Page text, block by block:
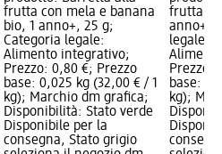
frutta con mela e banana
bio, 1 anno+, 25 g;
Categoria legale:
Alimento integrativo;
Prezzo: 0,80 €; Prezzo
base: 0,025 kg (32,00 € / 1
kg); Marchio dm grafica;
Disponibilità: Stato verde
Disponibile per la
consegna, Stato grigio
frutta
anno+,
legale:
Prezzo:
base:
kg);